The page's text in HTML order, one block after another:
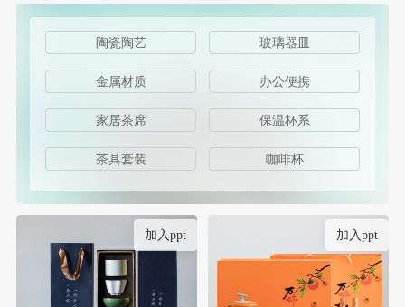
陶瓷陶艺 玻璃器皿
金属材质 办公便携
家居茶席 保温杯系
茶具套装 咖啡杯
加入ppt 加入ppt